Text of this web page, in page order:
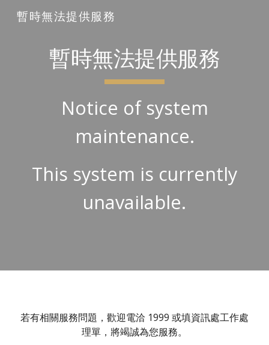
Skip to main content
暫時無法提供服務
暫時無法提供服務
Notice of system
maintenance.
This system is currently
unavailable.
若有相關服務問題，歡迎電洽 1999 或填資訊處工作處
理單，將竭誠為您服務。